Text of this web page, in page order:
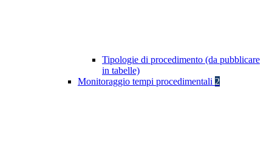
Tipologie di procedimento (da pubblicare
in tabelle)
Monitoraggio tempi procedimentali 2